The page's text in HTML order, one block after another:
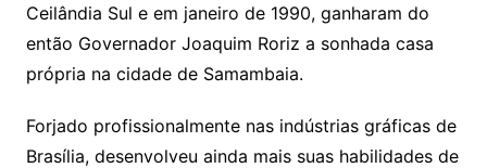
Ceilândia Sul e em janeiro de 1990, ganharam do
então Governador Joaquim Roriz a sonhada casa
própria na cidade de Samambaia.
Forjado profissionalmente nas indústrias gráficas de
Brasília, desenvolveu ainda mais suas habilidades de